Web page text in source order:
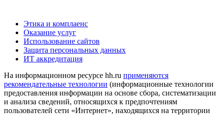
Этика и комплаенс
Оказание услуг
Использование сайтов
Защита персональных данных
ИТ аккредитация
На информационном ресурсе hh.ru применяются
рекомендательные технологии (информационные технологии
предоставления информации на основе сбора, систематизации
и анализа сведений, относящихся к предпочтениям
пользователей сети «Интернет», находящихся на территории